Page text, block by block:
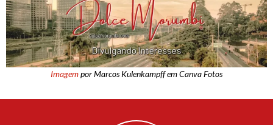
Imagempor Marcos Kulenkampff em Canva Fotos